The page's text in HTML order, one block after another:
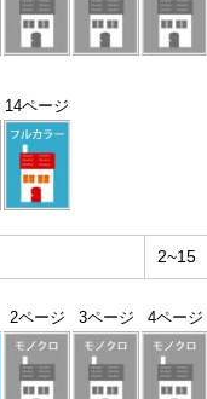
14ページ
2~15
2ページ 3ページ 4ページ